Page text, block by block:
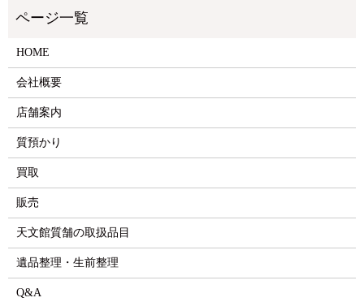
HOME
会社概要
店舗案内
質預かり
買取
販売
天文館質舗の取扱品目
遺品整理・生前整理
Q&A